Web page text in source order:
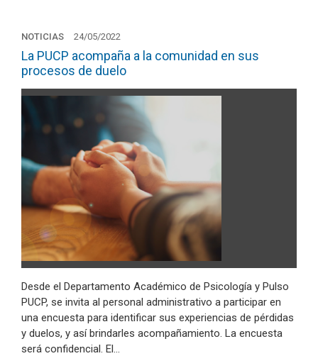
NOTICIAS 24/05/2022
La PUCP acompaña a la comunidad en sus
procesos de duelo
Desde el Departamento Académico de Psicología y Pulso
PUCP, se invita al personal administrativo a participar en
una encuesta para identificar sus experiencias de pérdidas
y duelos, y así brindarles acompañamiento. La encuesta
será confidencial. El…